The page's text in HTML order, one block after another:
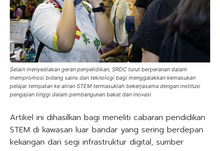
Selain menyediakan geran penyelidikan, SRDC turut berperanan dalam
mempromosi bidang sains dan teknologi bagi menggalakkan kemasukan
pelajar tempatan ke aliran STEM termasuklah bekerjasama dengan institusi
pengajian tinggi dalam pembangunan bakat dan inovasi
Artikel ini dihasilkan bagi meneliti cabaran pendidikan
STEM di kawasan luar bandar yang sering berdepan
kekangan dari segi infrastruktur digital, sumber